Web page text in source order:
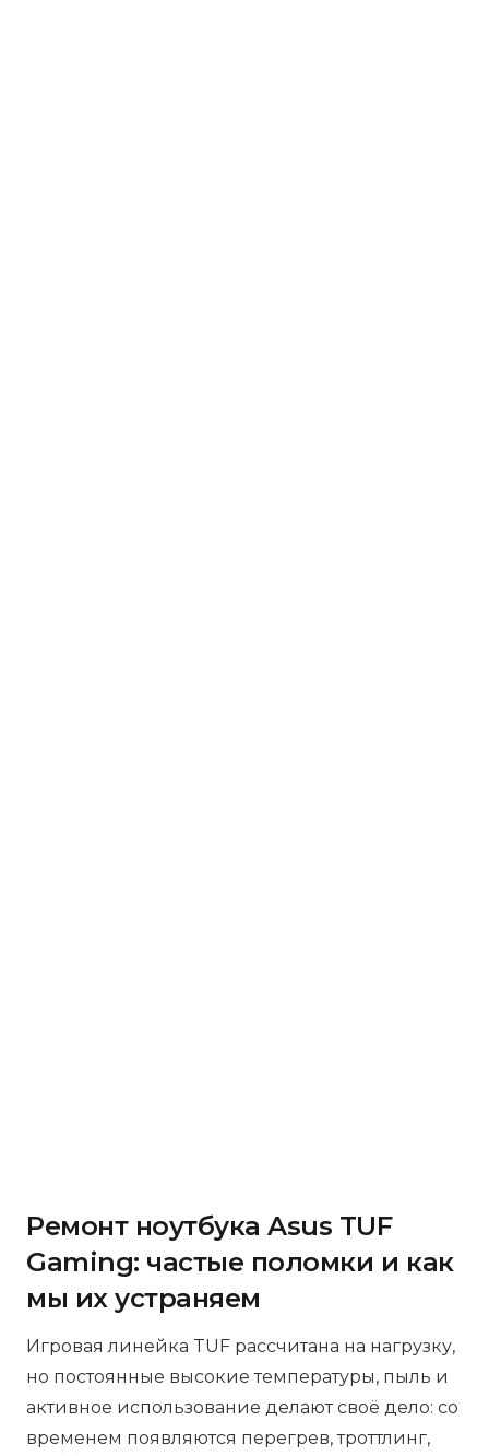
Ремонт ноутбука Asus TUF
Gaming: частые поломки и как
мы их устраняем
Игровая линейка TUF рассчитана на нагрузку,
но постоянные высокие температуры, пыль и
активное использование делают своё дело: со
временем появляются перегрев, троттлинг,